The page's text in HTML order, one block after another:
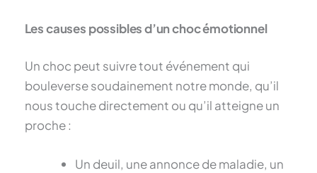
Les causes possibles d’un choc émotionnel
Un choc peut suivre tout événement qui
bouleverse soudainement notre monde, qu’il
nous touche directement ou qu’il atteigne un
proche :
Un deuil, une annonce de maladie, un